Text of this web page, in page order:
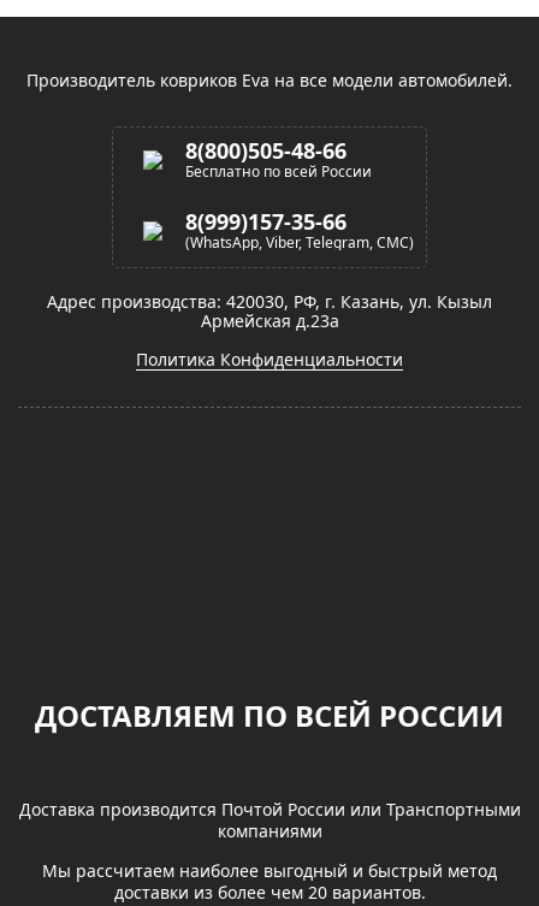
Производитель ковриков Eva на все модели автомобилей.
8(800)505-48-66
Бесплатно по всей России
8(999)157-35-66
(WhatsApp, Viber, Telegram, СМС)
Адрес производства: 420030, РФ, г. Казань, ул. Кызыл
Армейская д.23а
Политика Конфиденциальности
ДОСТАВЛЯЕМ ПО ВСЕЙ РОССИИ
Доставка производится Почтой России или Транспортными
компаниями
Мы рассчитаем наиболее выгодный и быстрый метод
доставки из более чем 20 вариантов.